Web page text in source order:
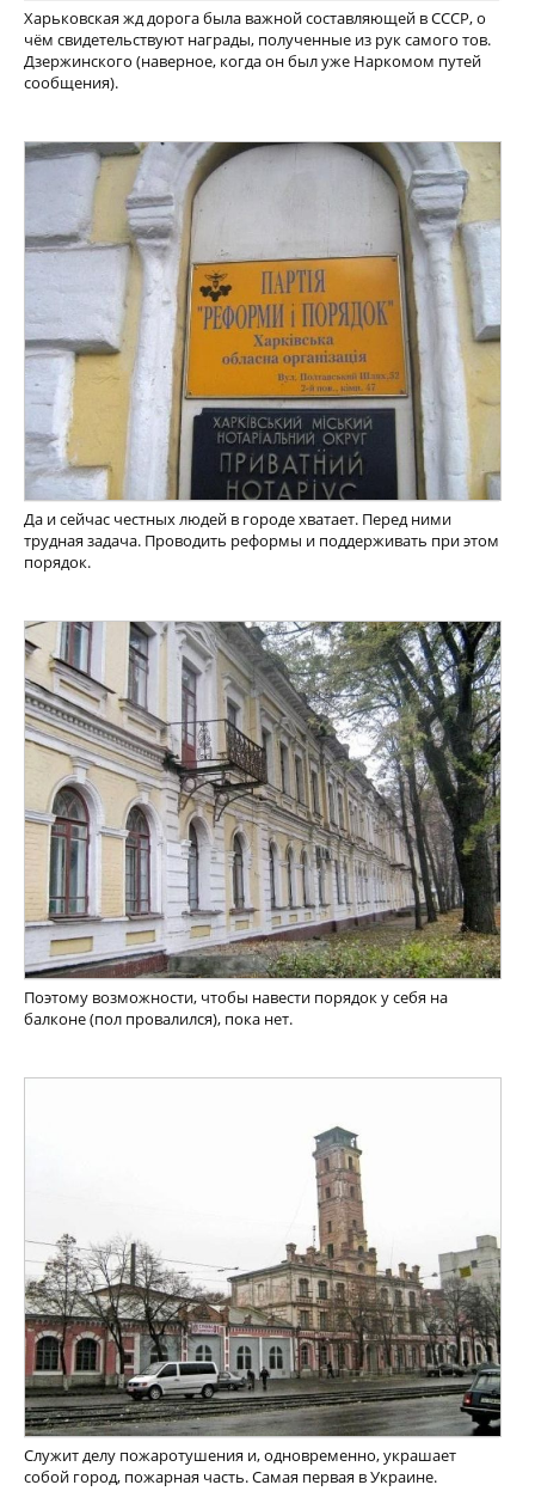
Харьковская жд дорога была важной составляющей в СССР, о
чём свидетельствуют награды, полученные из рук самого тов.
Дзержинского (наверное, когда он был уже Наркомом путей
сообщения).
Да и сейчас честных людей в городе хватает. Перед ними
трудная задача. Проводить реформы и поддерживать при этом
порядок.
Поэтому возможности, чтобы навести порядок у себя на
балконе (пол провалился), пока нет.
Служит делу пожаротушения и, одновременно, украшает
собой город, пожарная часть. Самая первая в Украине.